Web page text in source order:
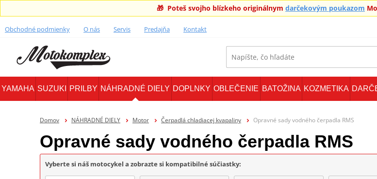
🎁 Poteš svojho blízkeho originálnym darčekovým poukazom
Obchodné podmienky O nás Servis Predajňa Kontakt
YAMAHA SUZUKI PRILBY NÁHRADNÉ DIELY DOPLNKY OBLEČENIE BATOŽINA KOZMETIKA
Domov NÁHRADNÉ DIELY Motor Čerpadlá chladiacej kvapaliny Opravné sady vodného čerpadla RMS
Opravné sady vodného čerpadla RMS
Vyberte si náš motocykel a zobrazte si kompatibilné súčiastky: